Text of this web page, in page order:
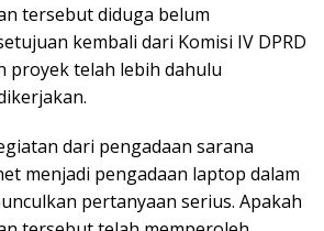
tersebut diduga belum
kembali dari Komisi IV DPRD
proyek telah lebih dahulu
dari pengadaan sarana
menjadi pengadaan laptop dalam
pertanyaan serius. Apakah